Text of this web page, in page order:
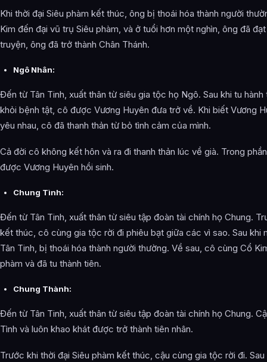
Khi thời đại Siêu phàm kết thúc, ông bị thoái hóa thành người
Kim đến đại vũ trụ Siêu phàm, và ở tuổi hơn một nghìn, ông đã
truyện, ông đã trở thành Chân Thánh.
Ngô Nhân:
Đến từ Tân Tinh, xuất thân từ siêu gia tộc họ Ngô. Sau khi tu
khỏi bệnh tật, cô được Vương Huyên đưa trở về. Khi biết Vương
yêu nhau, cô đã thanh thản từ bỏ tình cảm của mình.
Cả đời cô không kết hôn và ra đi thanh thản lúc về già. Trong
được Vương Huyên hồi sinh.
Chung Tình:
Đến từ Tân Tinh, xuất thân từ siêu tập đoàn tài chính họ Chung.
kết thúc, cô cùng gia tộc rời đi phiêu bạt giữa các vì sao. Sau khi
Tân Tinh, bị thoái hóa thành người thường. Về sau, cô cùng Cổ
phàm và đã tu thành tiên.
Chung Thành:
Đến từ Tân Tinh, xuất thân từ siêu tập đoàn tài chính họ Chung.
Tình và luôn khao khát được trở thành tiên nhân.
Trước khi thời đại Siêu phàm kết thúc, cậu cùng gia tộc rời đi.